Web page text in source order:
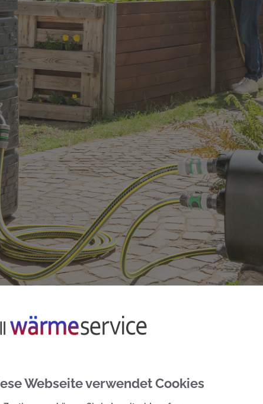
sorgt für weniger Aufwand
Webseite verwendet Cookies